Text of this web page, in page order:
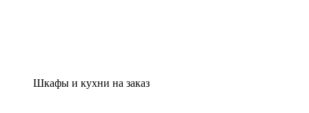
Шкафы и кухни на заказ